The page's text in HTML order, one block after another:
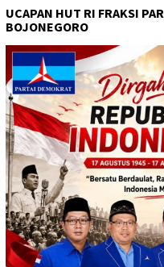
UCAPAN HUT RI FRAKSI
BOJONEGORO